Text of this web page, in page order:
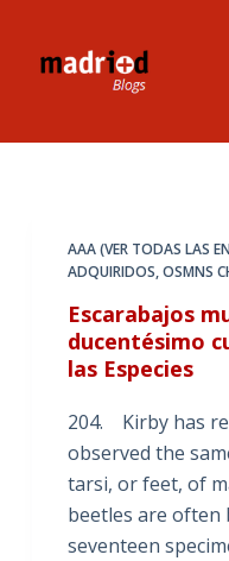
a
AAA (VER TODAS LAS
ADQUIRIDOS,OSMNS
Escarabajos
ducentésimo
las Especies
204. Kirby has
observed the
tarsi, or feet, of
beetles are often
seventeen